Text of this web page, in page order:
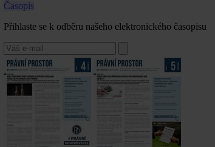
Časopis
Přihlaste se k odběru našeho elektronického časopisu